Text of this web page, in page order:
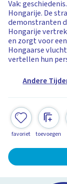
Vak:
Hongarije. De
demonstranten
Hongarije
en zorgt voor
Hongaarse
vertellen hun
Andere
favoriet toevoegen